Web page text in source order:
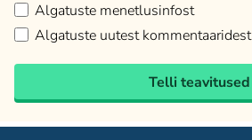
Algatuste menetlusinfost
Algatuste uutest kommentaaridest
Telli teavitused